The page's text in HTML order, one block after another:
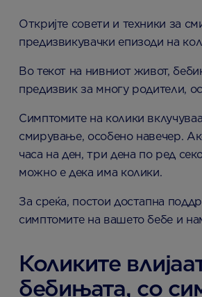
Откријте совети и техники за
предизвикувачки епизоди на
Во текот на нивниот живот,
предизвик за многу родители,
Симптомите на колики
смирување, особено навечер.
часа на ден, три дена по ред
можно е дека има колики.
За среќа, постои достапна
симптомите на вашето бебе и
Коликите
бебињата, со